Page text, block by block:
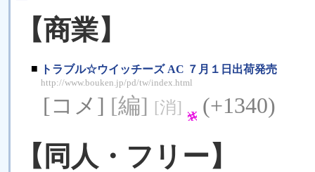
【商業】
■ トラブル☆ウイッチーズ AC ７月１日出荷発売
http://www.bouken.jp/pd/tw/index.html
[コメ] [編] [消] (+1340)
【同人・フリー】